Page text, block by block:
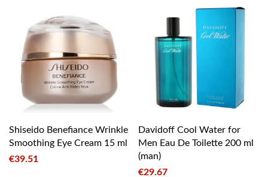
Shiseido Benefiance Wrinkle
Smoothing Eye Cream 15 ml
€39.51
Davidoff Cool Water for
Men Eau De Toilette 200 ml
(man)
€29.67